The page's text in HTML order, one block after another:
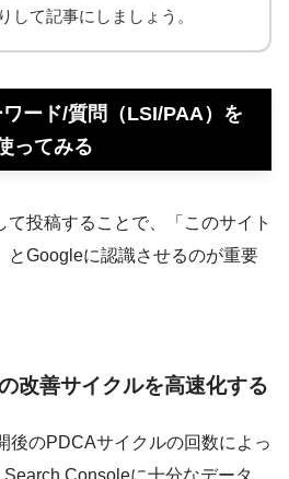
して記事にしましょう。
ード/質問（LSI/PAA）を
ってみる
投稿することで、「このサイト
とGoogleに認識させるのが重要
改善サイクルを高速化する
後のPDCAサイクルの回数によっ